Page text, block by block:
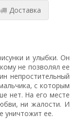
Доставка
и улыбки. Он
не позволял ее
непростительный
с которым
нет. На его месте
ни жалости. И
уничтожит ее.